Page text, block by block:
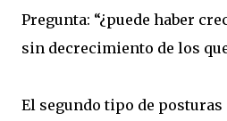
Pregunta: “¿puede haber
sin decrecimiento de los
El segundo tipo de posturas